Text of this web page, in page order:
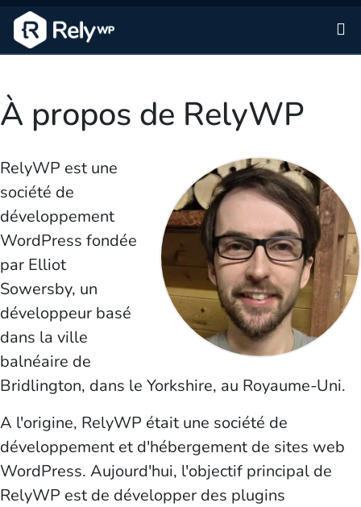
À propos de RelyWP
RelyWP est une
société de
développement
WordPress fondée
par Elliot
Sowersby, un
développeur basé
dans la ville
balnéaire de
Bridlington, dans le Yorkshire, au Royaume-Uni.
A l'origine, RelyWP était une société de
développement et d'hébergement de sites web
WordPress. Aujourd'hui, l'objectif principal de
RelyWP est de développer des plugins